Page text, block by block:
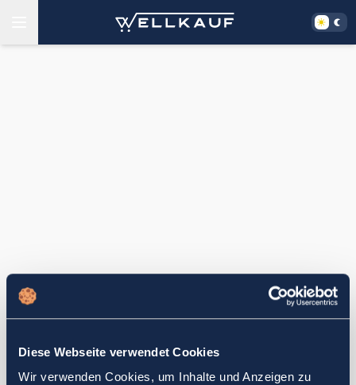
Diese Webseite verwendet Cookies
Wir verwenden Cookies, um Inhalte und Anzeigen zu